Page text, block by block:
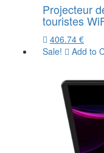
Projecteur
touristes
406.74 €
Sale!
Add to